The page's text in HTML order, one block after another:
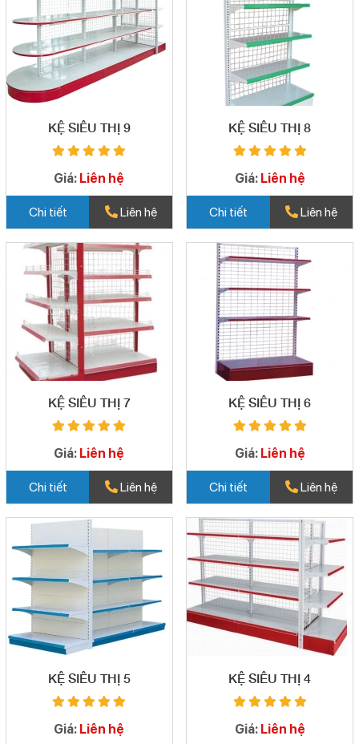
KỆ SIÊU THỊ 9
Giá: Liên hệ
Chi tiết Liên hệ
KỆ SIÊU THỊ 8
Giá: Liên hệ
Chi tiết Liên hệ
KỆ SIÊU THỊ 7
Giá: Liên hệ
Chi tiết Liên hệ
KỆ SIÊU THỊ 6
Giá: Liên hệ
Chi tiết Liên hệ
KỆ SIÊU THỊ 5
Giá: Liên hệ
KỆ SIÊU THỊ 4
Giá: Liên hệ